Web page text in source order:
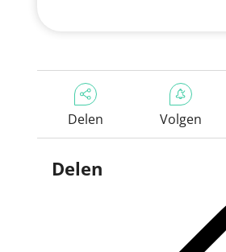
Delen Volgen
Delen